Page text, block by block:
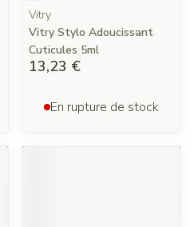
Vitry
Vitry Stylo Adoucissant
Cuticules 5ml
13,23 €
En rupture de stock